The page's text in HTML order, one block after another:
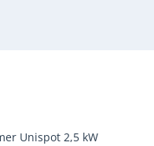
Unispot 2,5 kW